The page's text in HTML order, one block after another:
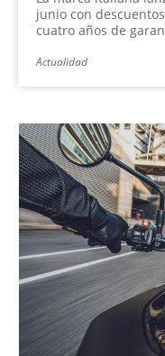
junio con
cuatro años de
Actualidad